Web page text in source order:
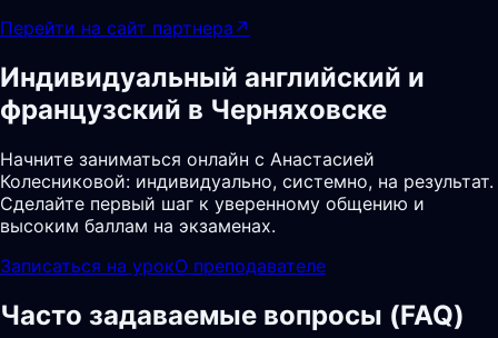
Перейти на сайт партнера ↗
Индивидуальный английский и
французский в Черняховске
Начните заниматься онлайн с Анастасией
Колесниковой: индивидуально, системно, на результат.
Сделайте первый шаг к уверенному общению и
высоким баллам на экзаменах.
Записаться на урокО преподавателе
Часто задаваемые вопросы (FAQ)